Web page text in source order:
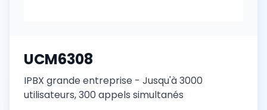
UCM6308
IPBX grande entreprise - Jusqu'à 3000
utilisateurs, 300 appels simultanés